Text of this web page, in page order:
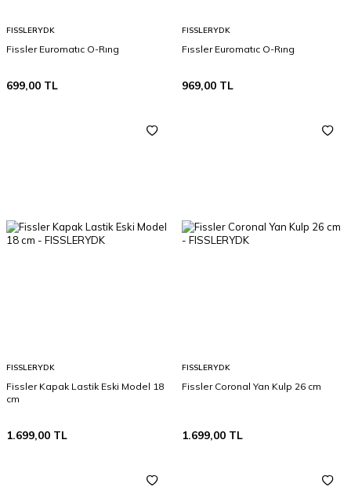
FISSLERYDK
Fissler Euromatıc O-Rıng
699,00 TL
FISSLERYDK
Fıssler Euromatıc O-Rıng
969,00 TL
FISSLERYDK
Fissler Kapak Lastik Eski Model 18
cm
1.699,00 TL
FISSLERYDK
Fissler Coronal Yan Kulp 26 cm
1.699,00 TL